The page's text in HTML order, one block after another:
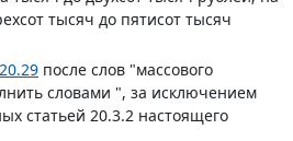
тысяч до пятисот тысяч
после слов "массового
словами ", за исключением
статьей 20.3.2 настоящего